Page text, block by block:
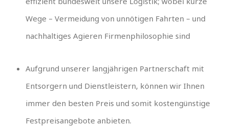
Wege – Vermeidung von unnötigen Fahrten – und
nachhaltiges Agieren Firmenphilosophie sind
Aufgrund unserer langjährigen Partnerschaft mit
Entsorgern und Dienstleistern, können wir Ihnen
immer den besten Preis und somit kostengünstige
Festpreisangebote anbieten.